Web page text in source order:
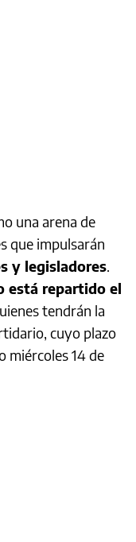
una arena de
que impulsarán
y legisladores.
está repartido el
tendrán la
cuyo plazo
miércoles 14 de